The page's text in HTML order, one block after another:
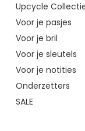
Upcycle
Voor je pasjes
Voor je bril
Voor je sleutels
Voor je notities
Onderzetters
SALE